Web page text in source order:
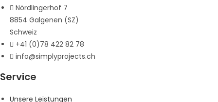
Nördlingerhof 7
8854 Galgenen (SZ)
Schweiz
+41 (0)78 422 82 78
info@simplyprojects.ch
Service
Unsere Leistungen